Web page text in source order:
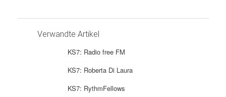
Verwandte Artikel
KS7: Radio free FM
KS7: Roberta Di Laura
KS7: RythmFellows